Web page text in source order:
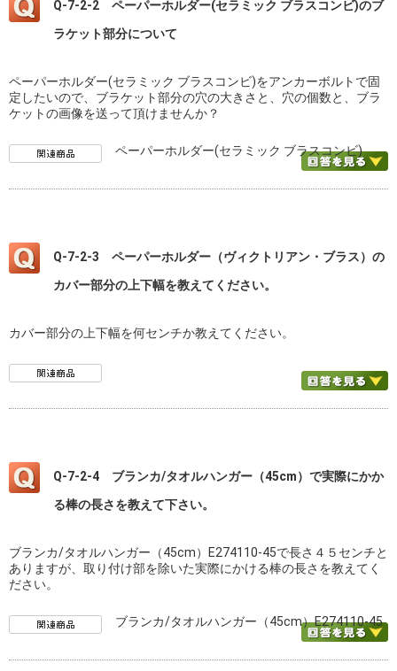
Q-7-2-2 ペーパーホルダー(セラミック ブラスコンビ)のブ
ラケット部分について
ペーパーホルダー(セラミック ブラスコンビ)をアンカーボルトで固
定したいので、ブラケット部分の穴の大きさと、穴の個数と、ブラ
ケットの画像を送って頂けませんか？
ペーパーホルダー(セラミック ブラスコンビ)
Q-7-2-3 ペーパーホルダー（ヴィクトリアン・ブラス）の
カバー部分の上下幅を教えてください。
カバー部分の上下幅を何センチか教えてください。
Q-7-2-4 ブランカ/タオルハンガー（45cm）で実際にかか
る棒の長さを教えて下さい。
ブランカ/タオルハンガー（45cm）E274110-45で長さ４５センチと
ありますが、取り付け部を除いた実際にかける棒の長さを教えてく
ださい。
ブランカ/タオルハンガー（45cm）E274110-45